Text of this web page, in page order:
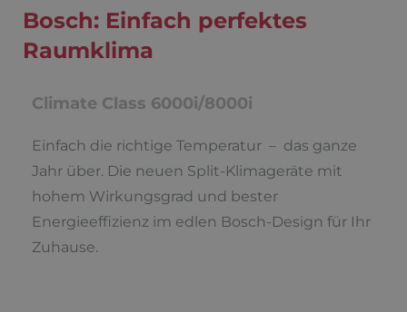
Bosch: Einfach perfektes
Raumklima
Climate Class 6000i/8000i
Einfach die richtige Temperatur – das ganze
Jahr über. Die neuen Split-Klimageräte mit
hohem Wirkungsgrad und bester
Energieeffizienz im edlen Bosch-Design für Ihr
Zuhause.